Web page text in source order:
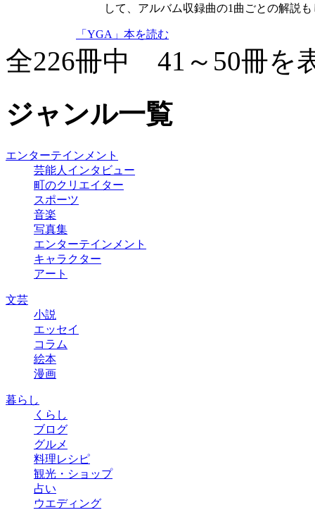
して、アルバム収録曲の1曲ごとの解説
「YGA」本を読む
全226冊中 41～50冊を
ジャンル一覧
エンターテインメント
芸能人インタビュー
町のクリエイター
スポーツ
音楽
写真集
エンターテインメント
キャラクター
アート
文芸
小説
エッセイ
コラム
絵本
漫画
暮らし
くらし
ブログ
グルメ
料理レシピ
観光・ショップ
占い
ウエディング